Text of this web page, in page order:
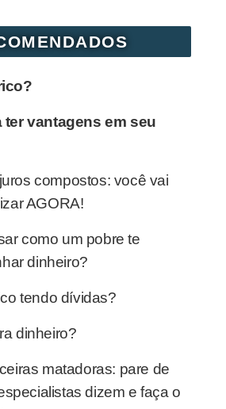
ter vantagens em seu
compostos: você vai
AGORA!
como um pobre te
dinheiro?
tendo dívidas?
dinheiro?
matadoras: pare de
dizem e faça o